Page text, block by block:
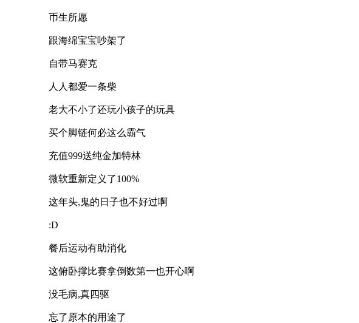
币生所愿
跟海绵宝宝吵架了
自带马赛克
人人都爱一条柴
老大不小了还玩小孩子的玩具
买个脚链何必这么霸气
充值999送纯金加特林
微软重新定义了100%
这年头,鬼的日子也不好过啊
:D
餐后运动有助消化
这俯卧撑比赛拿倒数第一也开心啊
没毛病,真四驱
忘了原本的用途了